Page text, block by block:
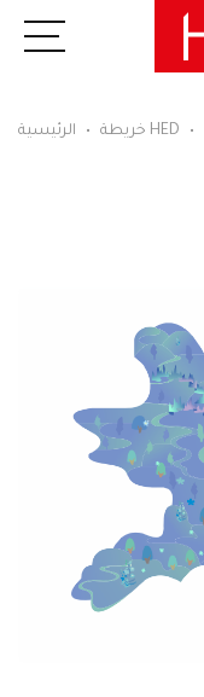
الرئيسية خريطة HED